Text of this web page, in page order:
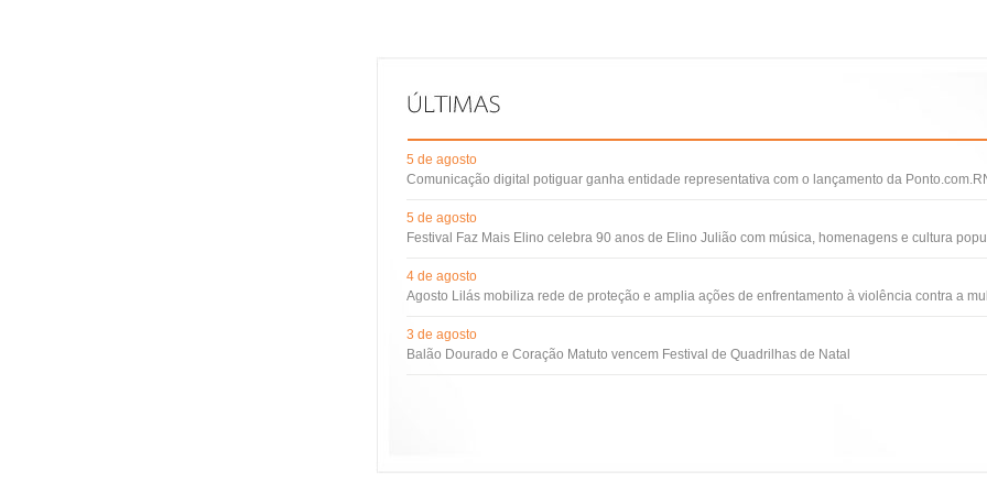
5 de agosto
Comunicação digital potiguar ganha entidade representativa com o lançamento da
5 de agosto
Festival Faz Mais Elino celebra 90 anos de Elino Julião com música, homenagens e cultura
4 de agosto
Agosto Lilás mobiliza rede de proteção e amplia ações de enfrentamento à violência contra a
3 de agosto
Balão Dourado e Coração Matuto vencem Festival de Quadrilhas de Natal